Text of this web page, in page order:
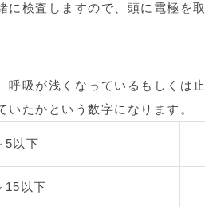
に検査しますので、頭に電極を
呼吸が浅くなっているもしく
たかという数字になります。
5以下
15以下